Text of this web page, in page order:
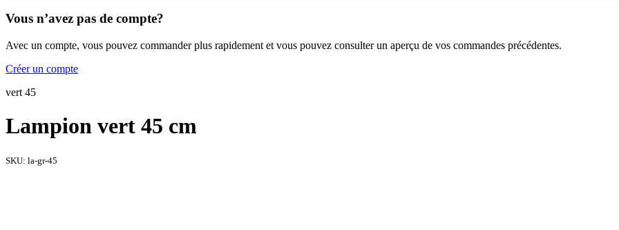
Vous n’avez pas de compte?
Avec un compte, vous pouvez commander plus rapidement et vous pouvez consulter un aperçu de vos commandes précédentes.
Créer un compte
vert 45
Lampion vert 45 cm
SKU: la-gr-45